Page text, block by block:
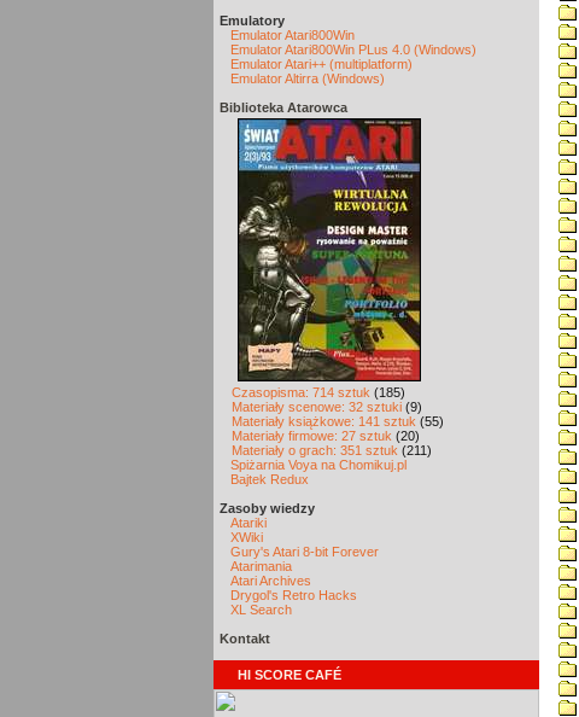
Emulatory
Emulator Atari800Win
Emulator Atari800Win PLus 4.0 (Windows)
Emulator Atari++ (multiplatform)
Emulator Altirra (Windows)
Biblioteka Atarowca
Czasopisma: 714 sztuk (185)
Materiały scenowe: 32 sztuki (9)
Materiały książkowe: 141 sztuk (55)
Materiały firmowe: 27 sztuk (20)
Materiały o grach: 351 sztuk (211)
Spiżarnia Voya na Chomikuj.pl
Bajtek Redux
Zasoby wiedzy
Atariki
XWiki
Gury's Atari 8-bit Forever
Atarimania
Atari Archives
Drygol's Retro Hacks
XL Search
Kontakt
HI SCORE CAFÉ